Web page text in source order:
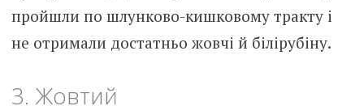
пройшли по шлунково-кишковому тракту і
не отримали достатньо жовчі й білірубіну.
3. Жовтий